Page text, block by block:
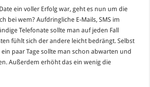
ein voller Erfolg war, geht es nun um die
bei wem? Aufdringliche E-Mails, SMS im
Telefonate sollte man auf jeden Fall
fühlt sich der andere leicht bedrängt. Selbst
paar Tage sollte man schon abwarten und
Außerdem erhöht das ein wenig die